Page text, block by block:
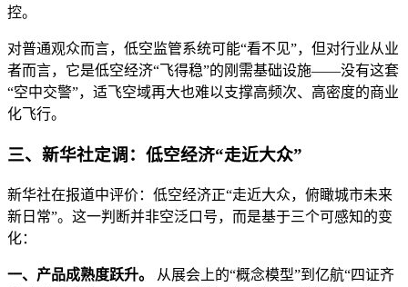
控。
对普通观众而言，低空监管系统可能“看不见”，但对行业从业
者而言，它是低空经济“飞得稳”的刚需基础设施——没有这套
“空中交警”，适飞空域再大也难以支撑高频次、高密度的商业
化飞行。
三、新华社定调：低空经济“走近大众”
新华社在报道中评价：低空经济正“走近大众，俯瞰城市未来
新日常”。这一判断并非空泛口号，而是基于三个可感知的变
化：
一、产品成熟度跃升。
从展会上的“概念模型”到亿航“四证齐